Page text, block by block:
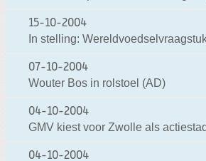
15-10-2004
In stelling:
07-10-2004
Wouter Bos in rolstoel (AD)
04-10-2004
GMV kiest voor Zwolle als
04-10-2004